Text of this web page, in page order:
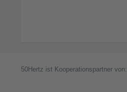
50Hertz ist Kooperationspartner von: